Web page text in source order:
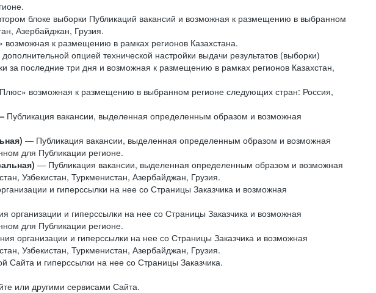
блоке выборки Публикаций вакансий и возможная к размещению в выбранном
Азербайджан, Грузия.
к размещению в рамках регионов Казахстана.
опцией технической настройки выдачи результатов (выборки)
за последние три дня и возможная к размещению в рамках регионов Казахстан,
возможная к размещению в выбранном регионе следующих стран: Россия,
Публикация вакансии, выделенная определенным образом и возможная
— Публикация вакансии, выделенная определенным образом и возможная
для Публикации регионе.
— Публикация вакансии, выделенная определенным образом и возможная
Узбекистан, Туркменистан, Азербайджан, Грузия.
и гиперссылки на нее со Страницы Заказчика и возможная
организации и гиперссылки на нее со Страницы Заказчика и возможная
для Публикации регионе.
организации и гиперссылки на нее со Страницы Заказчика и возможная
Узбекистан, Туркменистан, Азербайджан, Грузия.
Сайта и гиперссылки на нее со Страницы Заказчика.
или другими сервисами Сайта.